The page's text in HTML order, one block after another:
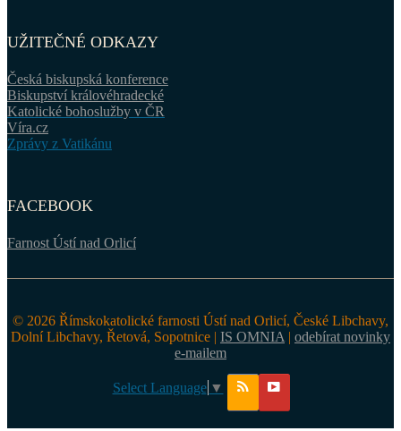
UŽITEČNÉ ODKAZY
Česká biskupská konference
Biskupství královéhradecké
Katolické bohoslužby v ČR
Víra.cz
Zprávy z Vatikánu
FACEBOOK
Farnost Ústí nad Orlicí
© 2026 Římskokatolické farnosti Ústí nad Orlicí, České Libchavy,
Dolní Libchavy, Řetová, Sopotnice | IS OMNIA | odebírat novinky
e-mailem
Select Language ▼